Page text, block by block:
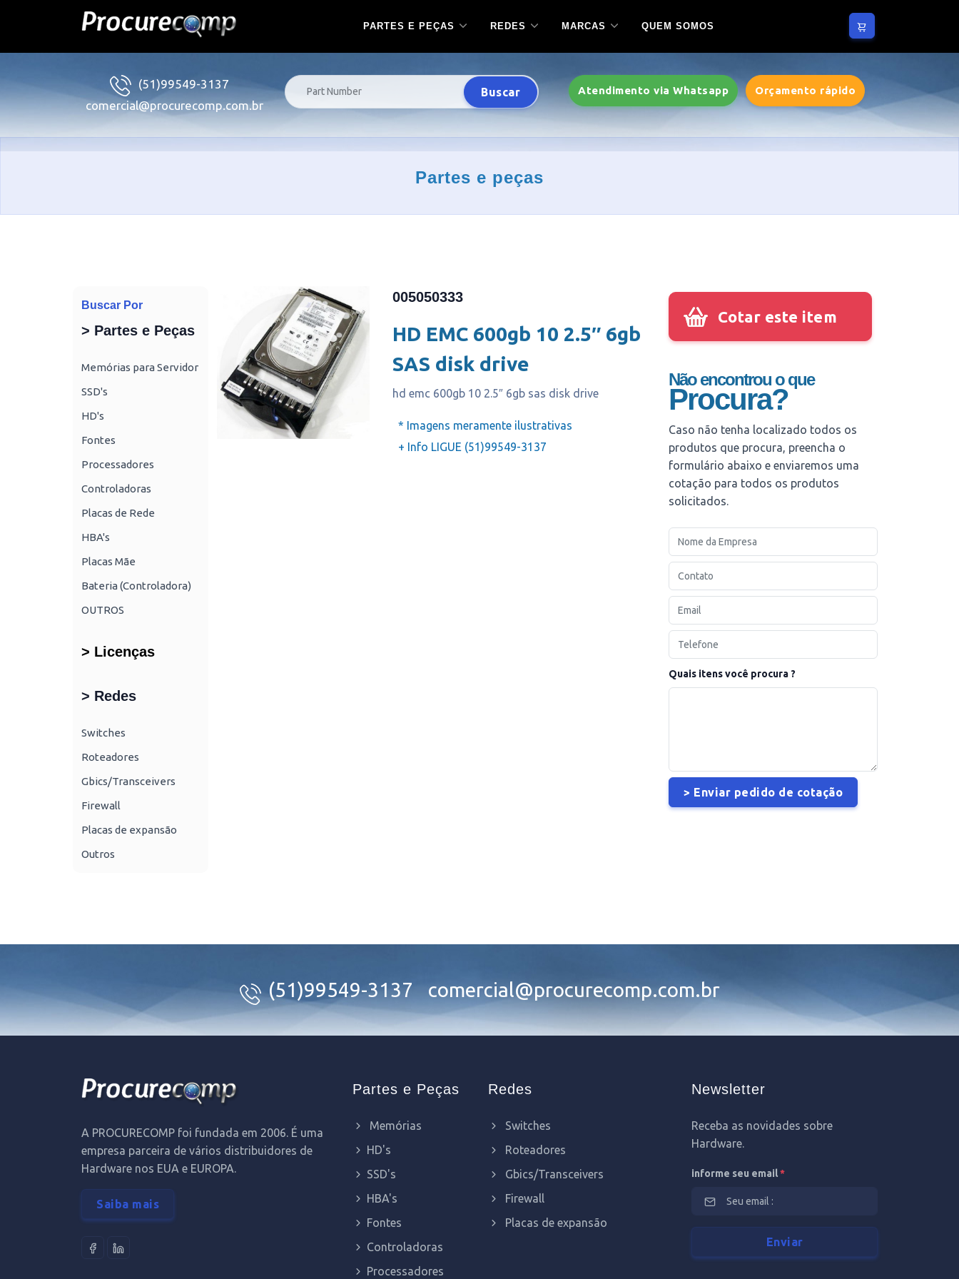
PARTES E PEÇAS REDES MARCAS QUEM SOMOS
(51)99549-3137
comercial@procurecomp.com.br
Buscar Atendimento via Whatsapp Orçamento rápido
Partes e peças
Buscar Por
> Partes e Peças
Memórias para Servidor
SSD's
HD's
Fontes
Processadores
Controladoras
Placas de Rede
HBA's
Placas Mãe
Bateria (Controladora)
OUTROS
> Licenças
> Redes
Switches
Roteadores
Gbics/Transceivers
Firewall
Placas de expansão
Outros
005050333
HD EMC 600gb 10 2.5″ 6gb
SAS disk drive
hd emc 600gb 10 2.5″ 6gb sas disk drive
* Imagens meramente ilustrativas
+ Info LIGUE (51)99549-3137
Cotar este item
Não encontrou o que
Procura?
Caso não tenha localizado todos os
produtos que procura, preencha o
formulário abaixo e enviaremos uma
cotação para todos os produtos
solicitados.
Quais itens você procura ?
(51)99549-3137 comercial@procurecomp.com.br
A PROCURECOMP foi fundada em 2006. É uma
empresa parceira de vários distribuidores de
Hardware nos EUA e EUROPA.
Saiba mais
Partes e Peças
Memórias
HD's
SSD's
HBA's
Fontes
Controladoras
Processadores
Redes
Switches
Roteadores
Gbics/Transceivers
Firewall
Placas de expansão
Newsletter
Receba as novidades sobre
Hardware.
informe seu email*